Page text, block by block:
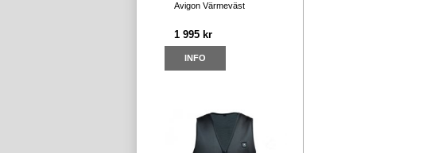
Avigon Värmeväst
1 995 kr
INFO